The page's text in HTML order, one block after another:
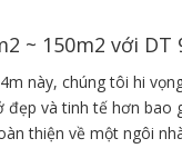
Nguồn sưu tầm
~ 150m2 với DT
này, chúng tôi hi
và tinh tế hơn bao
thiện về một ngôi